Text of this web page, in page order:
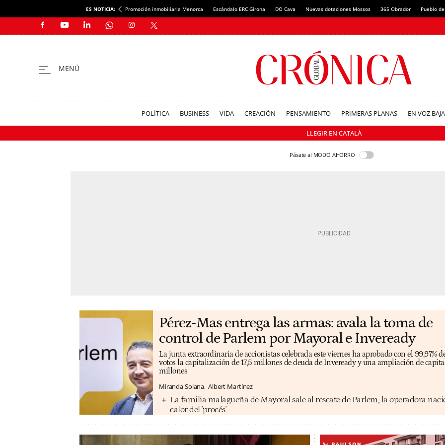
ES NOTICIA: Promoción inmobiliaria Menorca Escándalo ERC Girona DO Cava Nuevas dotaciones Mossos 365 Obrador Pueblo
POLÍTICA BUSINESS VIDA CREACIÓN PENSAMIENTO PRIMERAS PLANAS EN VOZ BAJA
LLEGIR EN CATALÀ
Pásate al MODO AHORRO
Pérez-Mas entrega las armas: avala la toma de
control de Parlem por Mayoral e Inveready
La junta extraordinaria de accionistas celebrada este viernes ha aprobado con el 99,97%
votos la capitalización de 17,5 millones de deuda de Inveready y una ampliación de
millones
Miranda Solana Albert Martínez
La familia malagueña de Mayoral sale al rescate de Parlem, la operadora
calor del 'procés'